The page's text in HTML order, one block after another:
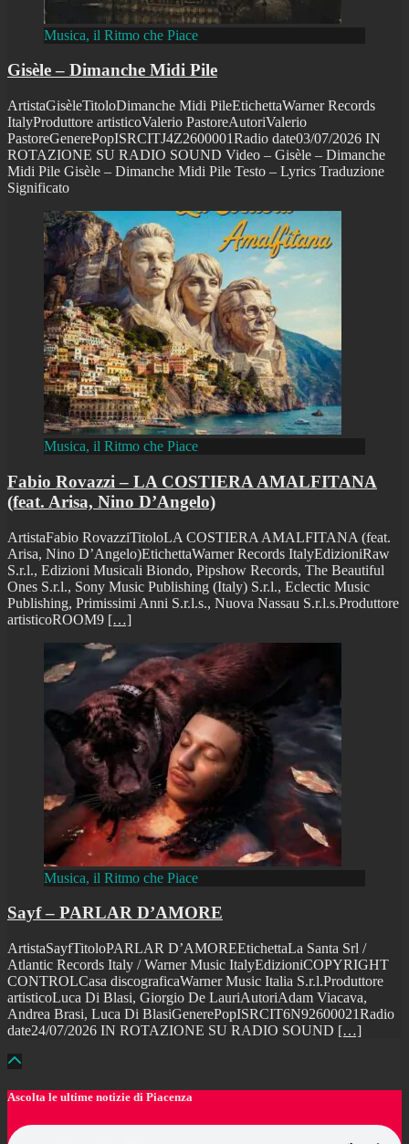
Musica, il Ritmo che Piace
Gisèle – Dimanche Midi Pile
ArtistaGisèleTitoloDimanche Midi PileEtichettaWarner Records
ItalyProduttore artisticoValerio PastoreAutoriValerio
PastoreGenerePopISRCITJ4Z2600001Radio date03/07/2026 IN
ROTAZIONE SU RADIO SOUND Video – Gisèle – Dimanche
Midi Pile Gisèle – Dimanche Midi Pile Testo – Lyrics Traduzione
Significato
Musica, il Ritmo che Piace
Fabio Rovazzi – LA COSTIERA AMALFITANA
(feat. Arisa, Nino D’Angelo)
ArtistaFabio RovazziTitoloLA COSTIERA AMALFITANA (feat.
Arisa, Nino D’Angelo)EtichettaWarner Records ItalyEdizioniRaw
S.r.l., Edizioni Musicali Biondo, Pipshow Records, The Beautiful
Ones S.r.l., Sony Music Publishing (Italy) S.r.l., Eclectic Music
Publishing, Primissimi Anni S.r.l.s., Nuova Nassau S.r.l.s.Produttore
artisticoROOM9 […]
Musica, il Ritmo che Piace
Sayf – PARLAR D’AMORE
ArtistaSayfTitoloPARLAR D’AMOREEtichettaLa Santa Srl /
Atlantic Records Italy / Warner Music ItalyEdizioniCOPYRIGHT
CONTROLCasa discograficaWarner Music Italia S.r.l.Produttore
artisticoLuca Di Blasi, Giorgio De LauriAutoriAdam Viacava,
Andrea Brasi, Luca Di BlasiGenerePopISRCIT6N92600021Radio
date24/07/2026 IN ROTAZIONE SU RADIO SOUND […]
Ascolta le ultime notizie di Piacenza